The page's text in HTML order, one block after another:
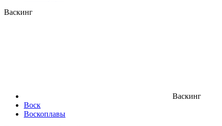
Васкинг
Васкинг
Воск
Воскоплавы